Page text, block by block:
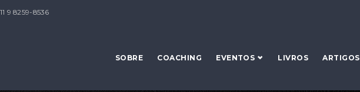
9 8259-8536
SOBRE COACHING EVENTOS LIVROS ARTIGOS